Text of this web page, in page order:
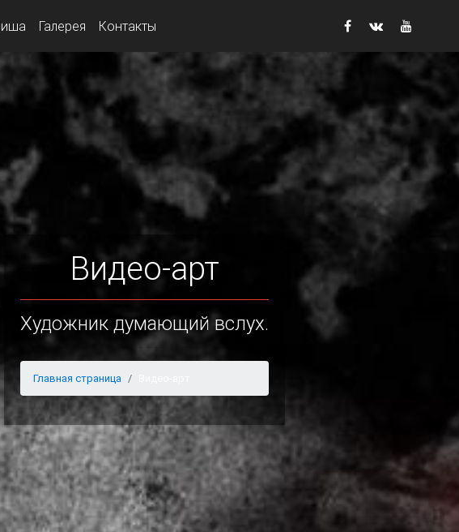
Галерея Контакты
Видео-арт
Художник думающий вслух.
Главная страница